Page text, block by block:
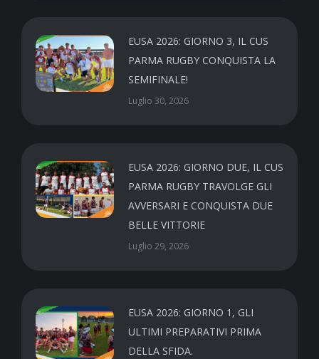
EUSA 2026: GIORNO 3, IL CUS
PARMA RUGBY CONQUISTA LA
SEMIFINALE!
Luglio 30, 2026
EUSA 2026: GIORNO DUE, IL CUS
PARMA RUGBY TRAVOLGE GLI
AVVERSARI E CONQUISTA DUE
BELLE VITTORIE
Luglio 29, 2026
EUSA 2026: GIORNO 1, GLI
ULTIMI PREPARATIVI PRIMA
DELLA SFIDA.